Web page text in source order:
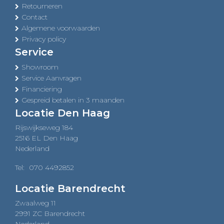
Retourneren
Contact
Algemene voorwaarden
Privacy policy
Service
Showroom
Service Aanvragen
Financiering
Gespreid betalen in 3 maanden
Locatie Den Haag
Rijswijkseweg 184
2516 EL Den Haag
Nederland
Tel: 070 4492852
Locatie Barendrecht
Zwaalweg 11
2991 ZC Barendrecht